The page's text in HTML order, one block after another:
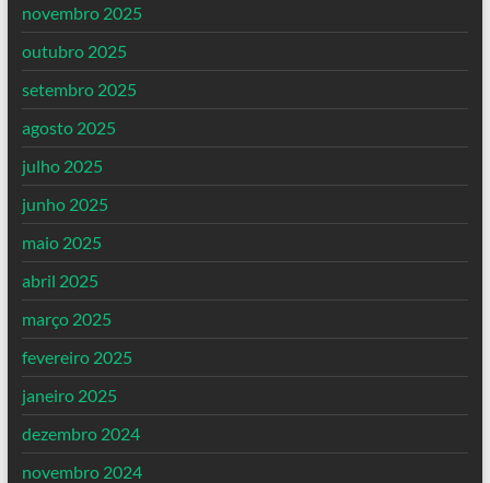
novembro 2025
outubro 2025
setembro 2025
agosto 2025
julho 2025
junho 2025
maio 2025
abril 2025
março 2025
fevereiro 2025
janeiro 2025
dezembro 2024
novembro 2024